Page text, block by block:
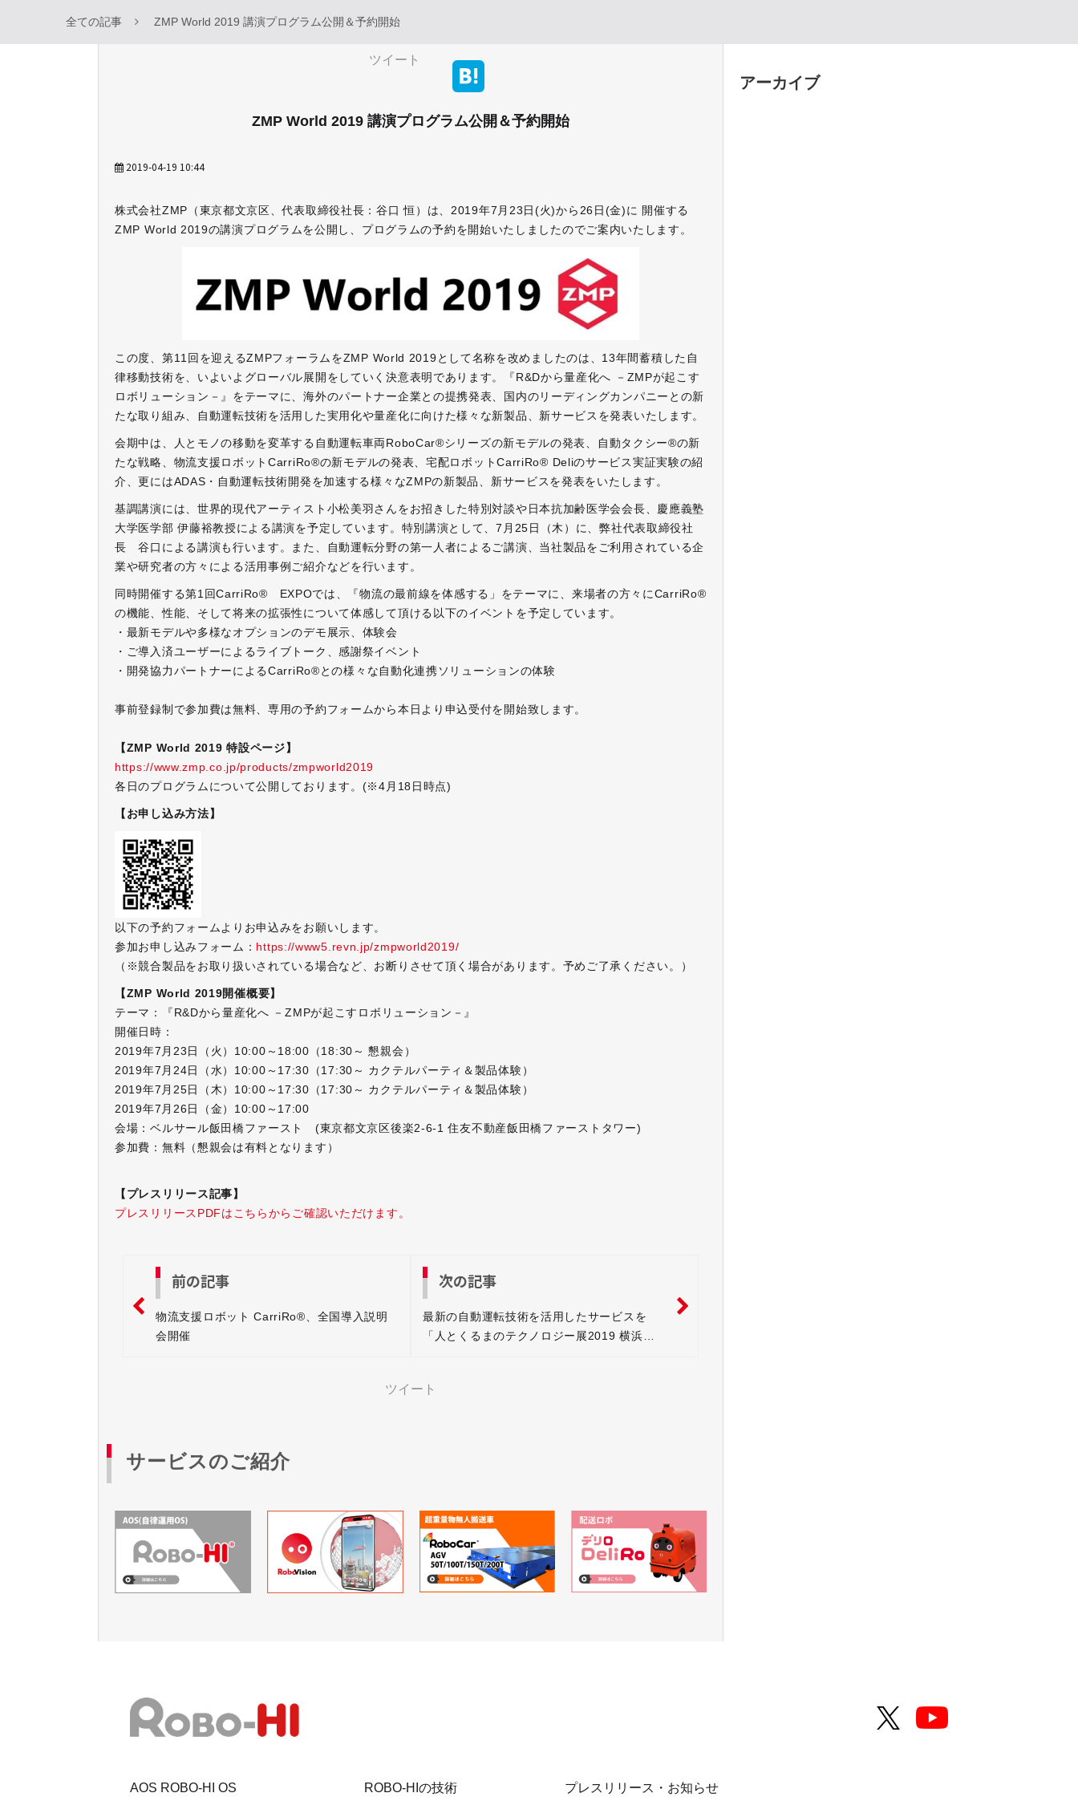
全ての記事 ZMP World 2019 講演プログラム公開＆予約開始
ツイート
ZMP World 2019 講演プログラム公開＆予約開始
2019-04-19 10:44
株式会社ZMP（東京都文京区、代表取締役社長：谷口 恒）は、2019年7月23日(火)から26日(金)に 開催する
ZMP World 2019の講演プログラムを公開し、プログラムの予約を開始いたしましたのでご案内いたします。
この度、第11回を迎えるZMPフォーラムをZMP World 2019として名称を改めましたのは、13年間蓄積した自
律移動技術を、いよいよグローバル展開をしていく決意表明であります。『R&Dから量産化へ －ZMPが起こす
ロボリューション－』をテーマに、海外のパートナー企業との提携発表、国内のリーディングカンパニーとの新
たな取り組み、自動運転技術を活用した実用化や量産化に向けた様々な新製品、新サービスを発表いたします。
会期中は、人とモノの移動を変革する自動運転車両RoboCar®シリーズの新モデルの発表、自動タクシー®の新
たな戦略、物流支援ロボットCarriRo®の新モデルの発表、宅配ロボットCarriRo® Deliのサービス実証実験の紹
介、更にはADAS・自動運転技術開発を加速する様々なZMPの新製品、新サービスを発表をいたします。
基調講演には、世界的現代アーティスト小松美羽さんをお招きした特別対談や日本抗加齢医学会会長、慶應義塾
大学医学部 伊藤裕教授による講演を予定しています。特別講演として、7月25日（木）に、弊社代表取締役社
長 谷口による講演も行います。また、自動運転分野の第一人者によるご講演、当社製品をご利用されている企
業や研究者の方々による活用事例ご紹介などを行います。
同時開催する第1回CarriRo® EXPOでは、『物流の最前線を体感する」をテーマに、来場者の方々にCarriRo®
の機能、性能、そして将来の拡張性について体感して頂ける以下のイベントを予定しています。
・最新モデルや多様なオプションのデモ展示、体験会
・ご導入済ユーザーによるライブトーク、感謝祭イベント
・開発協力パートナーによるCarriRo®との様々な自動化連携ソリューションの体験
事前登録制で参加費は無料、専用の予約フォームから本日より申込受付を開始致します。
【ZMP World 2019 特設ページ】
https://www.zmp.co.jp/products/zmpworld2019
各日のプログラムについて公開しております。(※4月18日時点)
【お申し込み方法】
以下の予約フォームよりお申込みをお願いします。
参加お申し込みフォーム： https://www5.revn.jp/zmpworld2019/
（※競合製品をお取り扱いされている場合など、お断りさせて頂く場合があります。予めご了承ください。）
【ZMP World 2019開催概要】
テーマ：『R&Dから量産化へ －ZMPが起こすロボリューション－』
開催日時：
2019年7月23日（火）10:00～18:00（18:30～ 懇親会）
2019年7月24日（水）10:00～17:30（17:30～ カクテルパーティ＆製品体験）
2019年7月25日（木）10:00～17:30（17:30～ カクテルパーティ＆製品体験）
2019年7月26日（金）10:00～17:00
会場：ベルサール飯田橋ファースト (東京都文京区後楽2-6-1 住友不動産飯田橋ファーストタワー)
参加費：無料（懇親会は有料となります）
【プレスリリース記事】
プレスリリースPDFはこちらからご確認いただけます。
前の記事
物流支援ロボット CarriRo®、全国導入説明
会開催
次の記事
最新の自動運転技術を活用したサービスを
「人とくるまのテクノロジー展2019 横浜」
ツイート
サービスのご紹介
アーカイブ
AOS ROBO-HI OS ROBO-HIの技術 プレスリリース・お知らせ